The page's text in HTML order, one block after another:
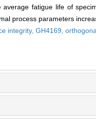
fatigue life of
process parameters
integrity, GH4169,